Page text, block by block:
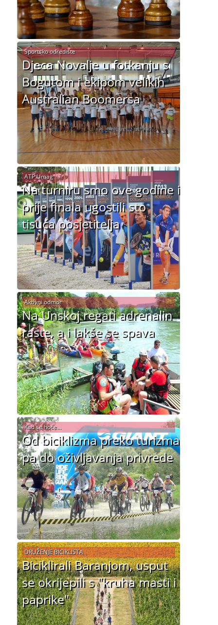
Djeca Novalje u fotkanju s
Bogutom i ekipom velikih
Australian Boomersa
Sportsko odredište
Na turniru smo ove godine i
prije finala ugostili sto
tisuća posjetitelja
ATP Umag
Na Unskoj regati adrenalin
raste, a i lakše se spava
Aktivni odmor
Od biciklizma preko turizma
pa do oživljavanja privrede
Kad se hoće...
Biciklirali Baranjom, usput
se okrijepili s "kruha masti i
paprike"
DRUŽENJE BICIKLISTA